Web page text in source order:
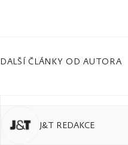
DALŠÍ ČLÁNKY OD AUTORA
J&T REDAKCE